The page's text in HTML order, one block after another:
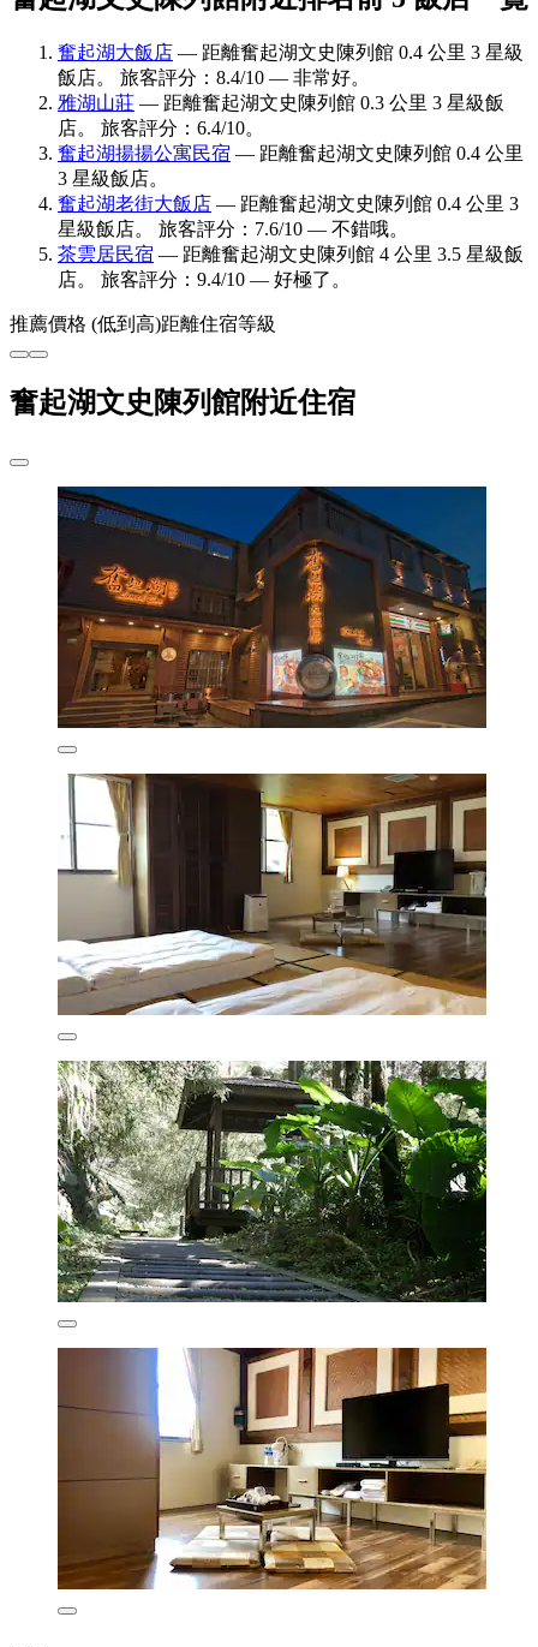
奮起湖大飯店 — 距離奮起湖文史陳列館 0.4 公里 3 星級
飯店。 旅客評分：8.4/10 — 非常好。
雅湖山莊 — 距離奮起湖文史陳列館 0.3 公里 3 星級飯
店。 旅客評分：6.4/10。
奮起湖揚揚公寓民宿 — 距離奮起湖文史陳列館 0.4 公里
3 星級飯店。
奮起湖老街大飯店 — 距離奮起湖文史陳列館 0.4 公里 3
星級飯店。 旅客評分：7.6/10 — 不錯哦。
茶雲居民宿 — 距離奮起湖文史陳列館 4 公里 3.5 星級飯
店。 旅客評分：9.4/10 — 好極了。
推薦價格 (低到高)距離住宿等級
奮起湖文史陳列館附近住宿